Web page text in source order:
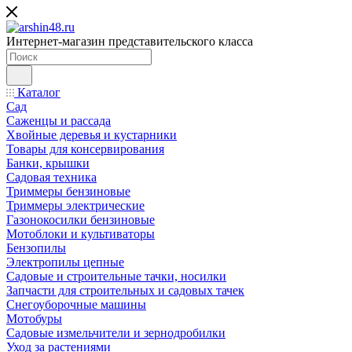
Интернет-магазин представительского класса
Каталог
Сад
Саженцы и рассада
Хвойные деревья и кустарники
Товары для консервирования
Банки, крышки
Садовая техника
Триммеры бензиновые
Триммеры электрические
Газонокосилки бензиновые
Мотоблоки и культиваторы
Бензопилы
Электропилы цепные
Садовые и строительные тачки, носилки
Запчасти для строительных и садовых тачек
Снегоуборочные машины
Мотобуры
Садовые измельчители и зернодробилки
Уход за растениями